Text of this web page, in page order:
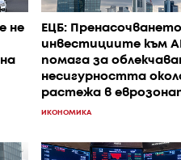
не
ЕЦБ:
инвестициите към AI
помага за
несигурността
растежа в
ИКОНОМИКА